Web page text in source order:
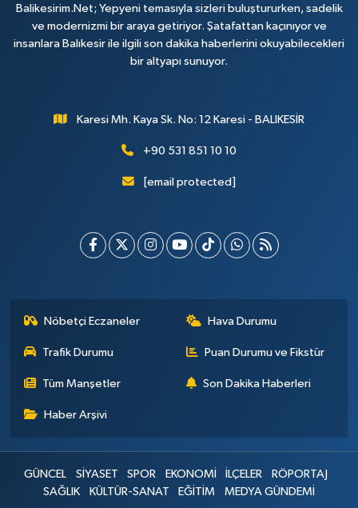
Balikesirim.Net; Yepyeni temasıyla sizleri buluştururken, sadelik
ve modernizmi bir araya getiriyor. Şatafattan kaçınıyor ve
insanlara Balıkesir ile ilgili son dakika haberlerini okuyabilecekleri
bir altyapı sunuyor.
Karesi Mh. Kaya Sk. No: 12 Karesi - BALIKESİR
+90 531 851 10 10
[email protected]
Nöbetçi Eczaneler Hava Durumu
Trafik Durumu Puan Durumu ve Fikstür
Tüm Manşetler Son Dakika Haberleri
Haber Arşivi
GÜNCEL SİYASET SPOR EKONOMİ İLÇELER
RÖPORTAJ
SAĞLIK
KÜLTÜR-SANAT EĞİTİM MEDYA GÜNDEMİ